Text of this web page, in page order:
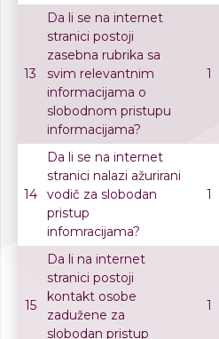
13
Da li se na internet
stranici postoji
zasebna rubrika sa
svim relevantnim
informacijama o
slobodnom pristupu
informacijama?
1
14
Da li se na internet
stranici nalazi ažurirani
vodič za slobodan
pristup
infomracijama?
1
15
Da li na internet
stranici postoji
kontakt osobe
zadužene za
slobodan pristup
1